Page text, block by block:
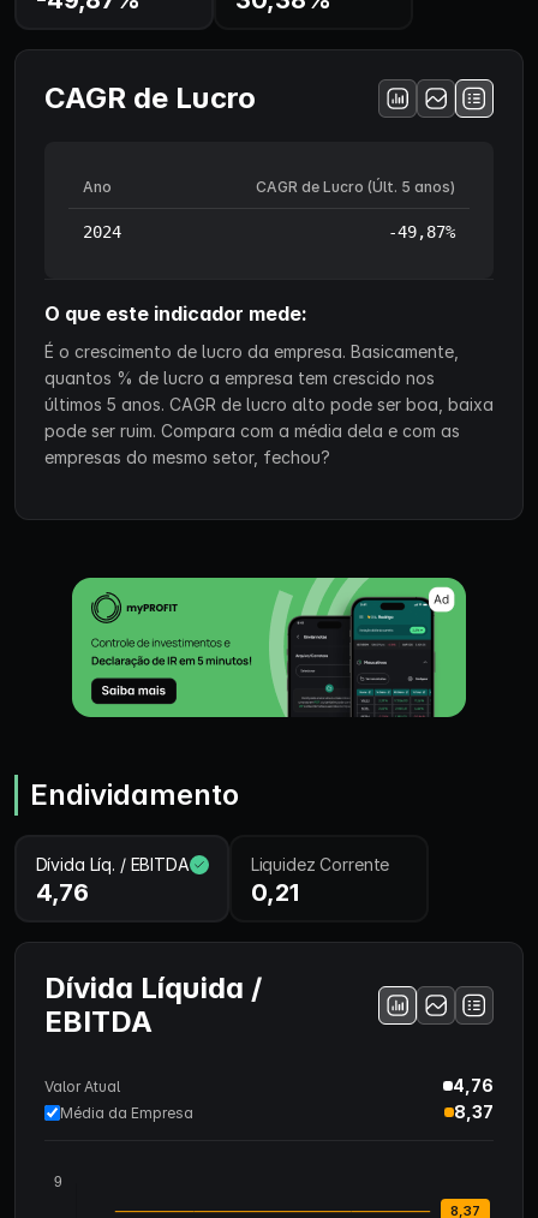
CAGR de Lucro
Ano CAGR de Lucro (Últ. 5 anos)
2024 -49,87%
O que este indicador mede:
É o crescimento de lucro da empresa. Basicamente,
quantos % de lucro a empresa tem crescido nos
últimos 5 anos. CAGR de lucro alto pode ser boa, baixa
pode ser ruim. Compara com a média dela e com as
empresas do mesmo setor, fechou?
Endividamento
Dívida Líq. / EBITDA
4,76
Liquidez Corrente
0,21
Dívida Líquida /
EBITDA
Valor Atual 4,76
Média da Empresa 8,37